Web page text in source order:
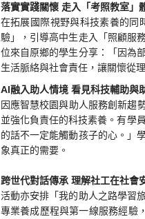
落實實踐關懷 走入「考照教室」
在拓展國際視野與科技素養的同
驗」，引導高中生走入「照顧服
位來自原鄉的學生分享：「因為
生活脈絡與社會責任，讓關懷從
AI融入助人情境 看見科技輔助與
因應智慧校園與助人服務創新趨
並強化負責任的科技素養。有學
的話不一定能觸動孩子的心。」
象真正的需要。
跨世代對話傳承 理解社工在社會
活動亦安排「我的助人之路學習
專業養成歷程與第一線服務經驗